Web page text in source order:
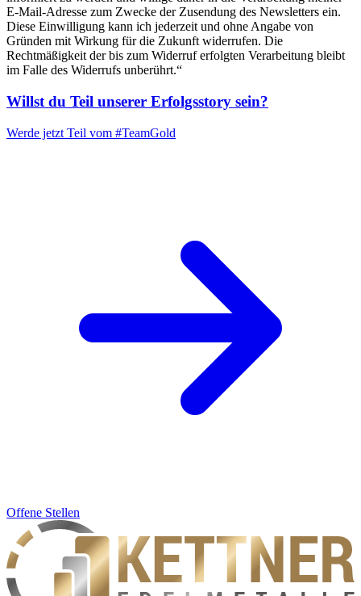
E-Mail-Adresse zum Zwecke der Zusendung des Newsletters ein.
Diese Einwilligung kann ich jederzeit und ohne Angabe von
Gründen mit Wirkung für die Zukunft widerrufen. Die
Rechtmäßigkeit der bis zum Widerruf erfolgten Verarbeitung bleibt
im Falle des Widerrufs unberührt.“
Willst du Teil unserer Erfolgsstory sein?
Werde jetzt Teil vom #TeamGold
Offene Stellen